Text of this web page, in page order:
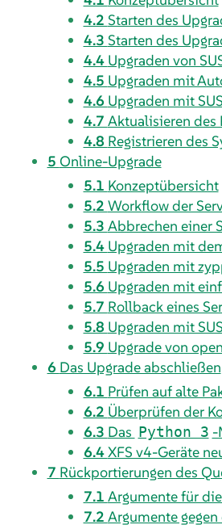
4.2 Starten des
4.3 Starten des
4.4 Upgraden von
4.5 Upgraden mit
4.6 Upgraden mit
4.7 Aktualisieren des
4.8 Registrieren des
5 Online-Upgrade
5.1 Konzeptübersicht
5.2 Workflow der
5.3 Abbrechen einer
5.4 Upgraden mit
5.5 Upgraden mit
5.6 Upgraden mit
5.7 Rollback eines
5.8 Upgraden mit
5.9 Upgrade von
6 Das Upgrade abschließen
6.1 Prüfen auf alte
6.2 Überprüfen der
6.3 Das Python 3 -
6.4XFS v4-Geräte
7 Rückportierungen des
7.1 Argumente für
7.2 Argumente